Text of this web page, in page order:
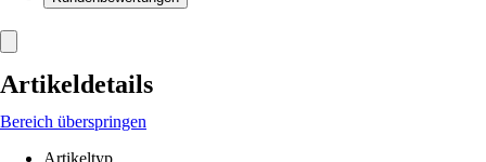
Artikeldetails
Bereich überspringen
Artikeltyp